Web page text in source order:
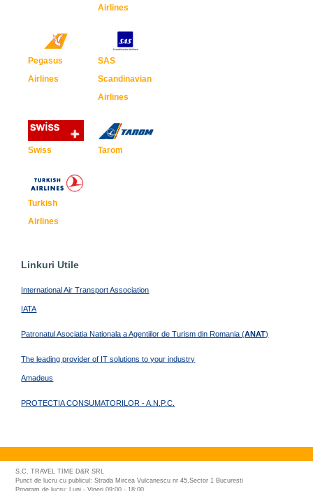
Airlines
Pegasus
Airlines
SAS
Scandinavian
Airlines
Swiss Tarom
Turkish
Airlines
Linkuri Utile
International Air Transport Association
IATA
Patronatul Asociatia Nationala a Agentiilor de Turism din Romania (ANAT)
The leading provider of IT solutions to your industry
Amadeus
PROTECTIA CONSUMATORILOR - A.N.P.C.
S.C. TRAVEL TIME D&R SRL
Punct de lucru cu publicul: Strada Mircea Vulcanescu nr 45,Sector 1 Bucuresti